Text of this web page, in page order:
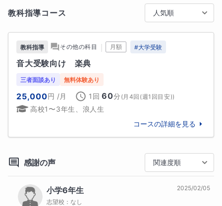
「成績が上がらないものの、どのように接すればしっ
に遅れが出てしまっている」「生活リズムが整ってい
ない生徒さんがいる」このようなご家庭と相性が良い
かと思います。
勉強は何の役に立っているんでしょうか？？答えはあ
なたの好きな物の中に隠れていることもあります😊そ
の答えを一緒に探していきましょう！！
勉強はやれば必ずできるようになります。一緒にお子
様の未来を考えていきましょう。
趣味
教科指導コース 人気順
教科指導 その他の科目 月額 #大学受験
音大受験向け　楽典
三者面談あり 無料体験あり
25,000円 /月 1回 60分 ( 月4回(週1回目安))
高校1〜3年生、浪人生
コースの詳細を見る
感謝の声 関連度順
小学6年生
志望校： なし
2025/02/05